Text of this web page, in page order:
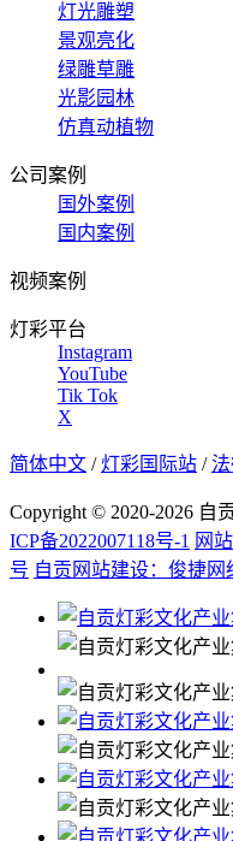
灯光雕塑
景观亮化
绿雕草雕
光影园林
仿真动植物
公司案例
国外案例
国内案例
视频案例
灯彩平台
Instagram
YouTube
Tik Tok
X
简体中文 / 灯彩国际站 /
Copyright © 2020-2026
ICP备2022007118号-1 网
号 自贡网站建设：俊捷网